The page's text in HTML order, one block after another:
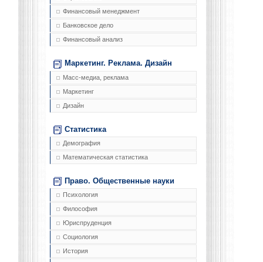
Финансовый менеджмент
Банковское дело
Финансовый анализ
Маркетинг. Реклама. Дизайн
Масс-медиа, реклама
Маркетинг
Дизайн
Статистика
Демография
Математическая статистика
Право. Общественные науки
Психология
Философия
Юриспруденция
Социология
История